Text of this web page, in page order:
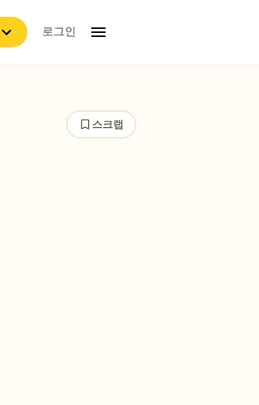
로그인
스크랩